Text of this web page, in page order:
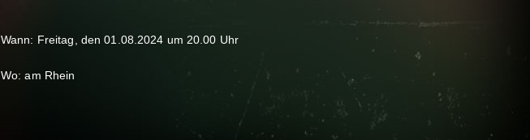
Wann: Freitag, den 01.08.2024 um 20.00 Uhr
Wo: am Rhein